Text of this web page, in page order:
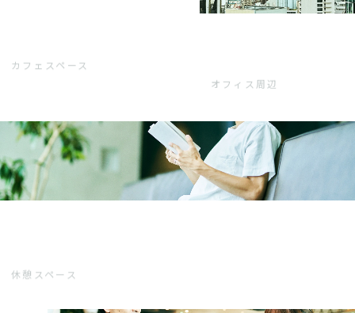
カフェスペース
オフィス周辺
休憩スペース